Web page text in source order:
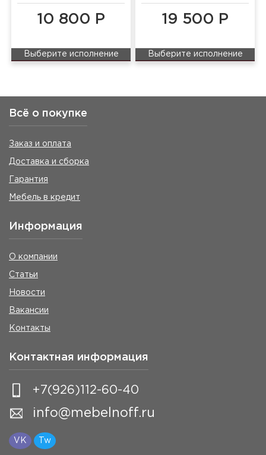
10 800 Р
Выберите исполнение
19 500 Р
Выберите исполнение
Всё о покупке
Заказ и оплата
Доставка и сборка
Гарантия
Мебель в кредит
Информация
О компании
Статьи
Новости
Вакансии
Контакты
Контактная информация
+7(926)112-60-40
info@mebelnoff.ru
VK Tw